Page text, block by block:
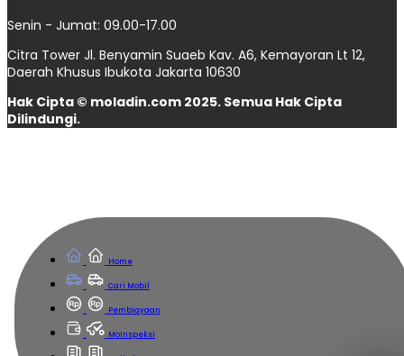
Home
Cari Mobil
Pembiayaan
MoInspeksi
Senin - Jumat: 09.00-17.00
Citra Tower Jl. Benyamin Suaeb Kav. A6, Kemayoran Lt 12,
Daerah Khusus Ibukota Jakarta 10630
Hak Cipta © moladin.com 2025. Semua Hak Cipta
Dilindungi.